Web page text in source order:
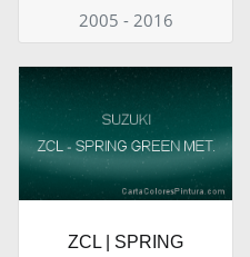
2005 - 2016
ZCL | SPRING